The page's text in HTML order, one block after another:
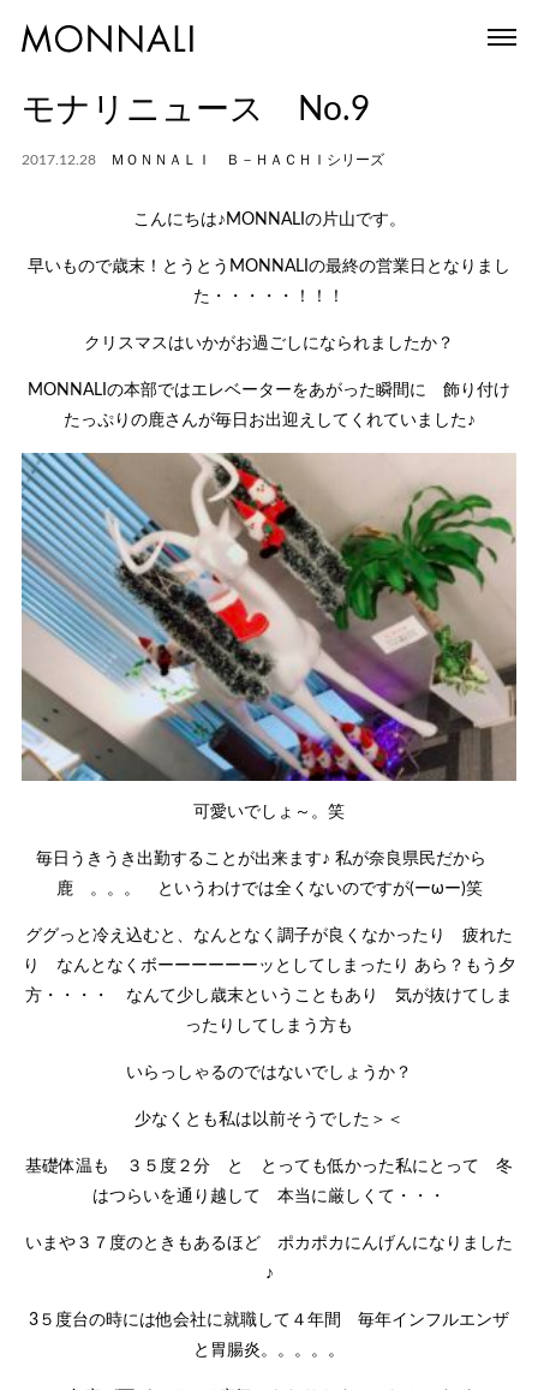
モナリニュース No.9
2017.12.28 ＭＯＮＮＡＬＩ Ｂ－ＨＡＣＨＩシリーズ
こんにちは♪MONNALIの片山です。
早いもので歳末！とうとうMONNALIの最終の営業日となりまし
た・・・・・！！！
クリスマスはいかがお過ごしになられましたか？
MONNALIの本部ではエレベーターをあがった瞬間に 飾り付け
たっぷりの鹿さんが毎日お出迎えしてくれていました♪
可愛いでしょ～。笑
毎日うきうき出勤することが出来ます♪ 私が奈良県民だから
鹿 。。。 というわけでは全くないのですが(ーωー)笑
ググっと冷え込むと、なんとなく調子が良くなかったり 疲れた
り なんとなくボーーーーーーッとしてしまったり あら？もう夕
方・・・・ なんて少し歳末ということもあり 気が抜けてしま
ったりしてしまう方も
いらっしゃるのではないでしょうか？
少なくとも私は以前そうでした＞＜
基礎体温も ３５度２分 と とっても低かった私にとって 冬
はつらいを通り越して 本当に厳しくて・・・
いまや３７度のときもあるほど ポカポカにんげんになりました
♪
3５度台の時には他会社に就職して４年間 毎年インフルエンザ
と胃腸炎。。。。。